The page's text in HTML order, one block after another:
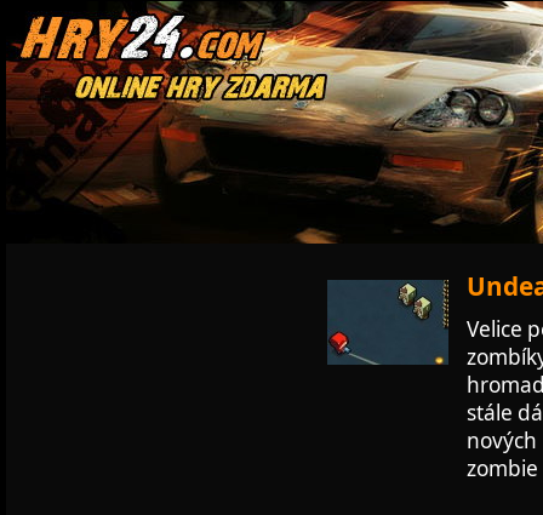
Velice
stále